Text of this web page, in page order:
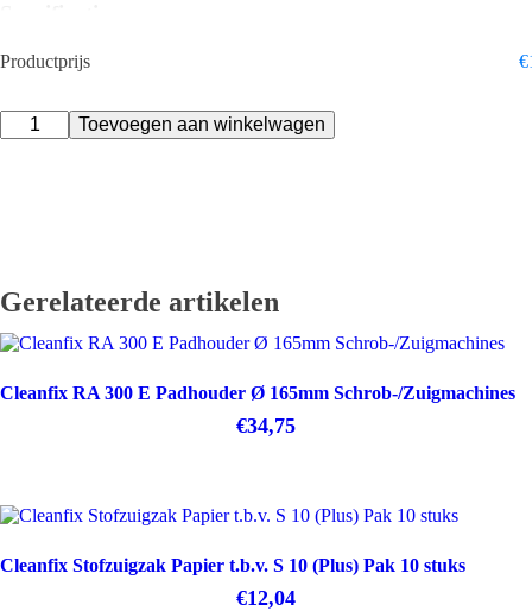
Merk: Cleanfix
Type accessoire: Tank
Maat / uitvoering: 12L
Verpakking: Per stuk
Productprijs €
Cleanfix
Schrobtank
Toevoegen aan winkelwagen
Gerelateerde artikelen
Cleanfix RA 300 E Padhouder Ø 165mm Schrob-/Zuigmachines
€34,75
Cleanfix Stofzuigzak Papier t.b.v. S 10 (Plus) Pak 10 stuks
€12,04